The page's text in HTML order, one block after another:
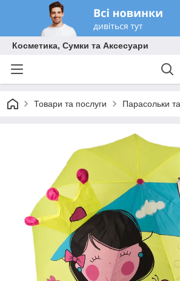
Косметика, Сумки та Аксесуари
Товари та послуги Парасольки та